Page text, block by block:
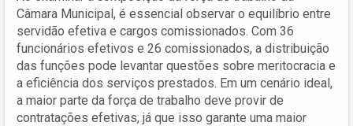
Câmara Municipal, é essencial observar o equilíbrio entre
servidão efetiva e cargos comissionados. Com 36
funcionários efetivos e 26 comissionados, a distribuição
das funções pode levantar questões sobre meritocracia e
a eficiência dos serviços prestados. Em um cenário ideal,
a maior parte da força de trabalho deve provir de
contratações efetivas, já que isso garante uma maior